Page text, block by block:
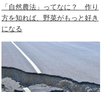
「自然農法」ってなに？ 作り
方を知れば、野菜がもっと好き
になる